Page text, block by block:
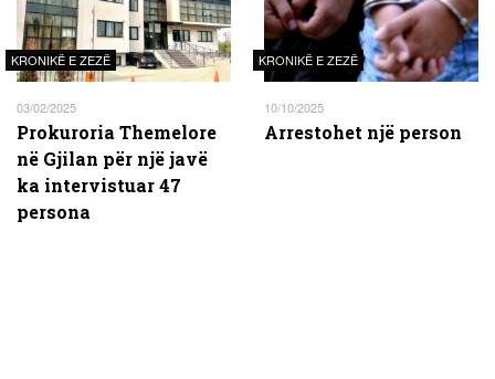
KRONIKË E ZEZË
03/02/2025
Prokuroria Themelore
në Gjilan për një javë
ka intervistuar 47
persona
KRONIKË E ZEZË
10/10/2025
Arrestohet një person